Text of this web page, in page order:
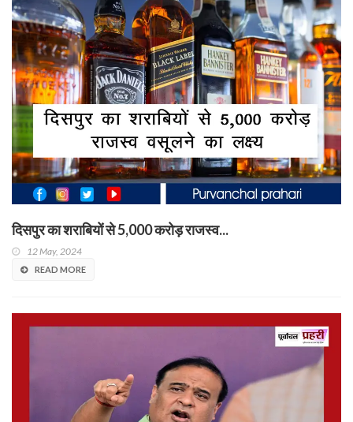
दिसपुर का शराबियों से 5,000 करोड़ राजस्व...
12 May, 2024
READ MORE